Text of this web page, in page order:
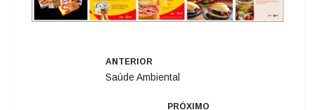
ANTERIOR
Saúde Ambiental
PRÓXIMO